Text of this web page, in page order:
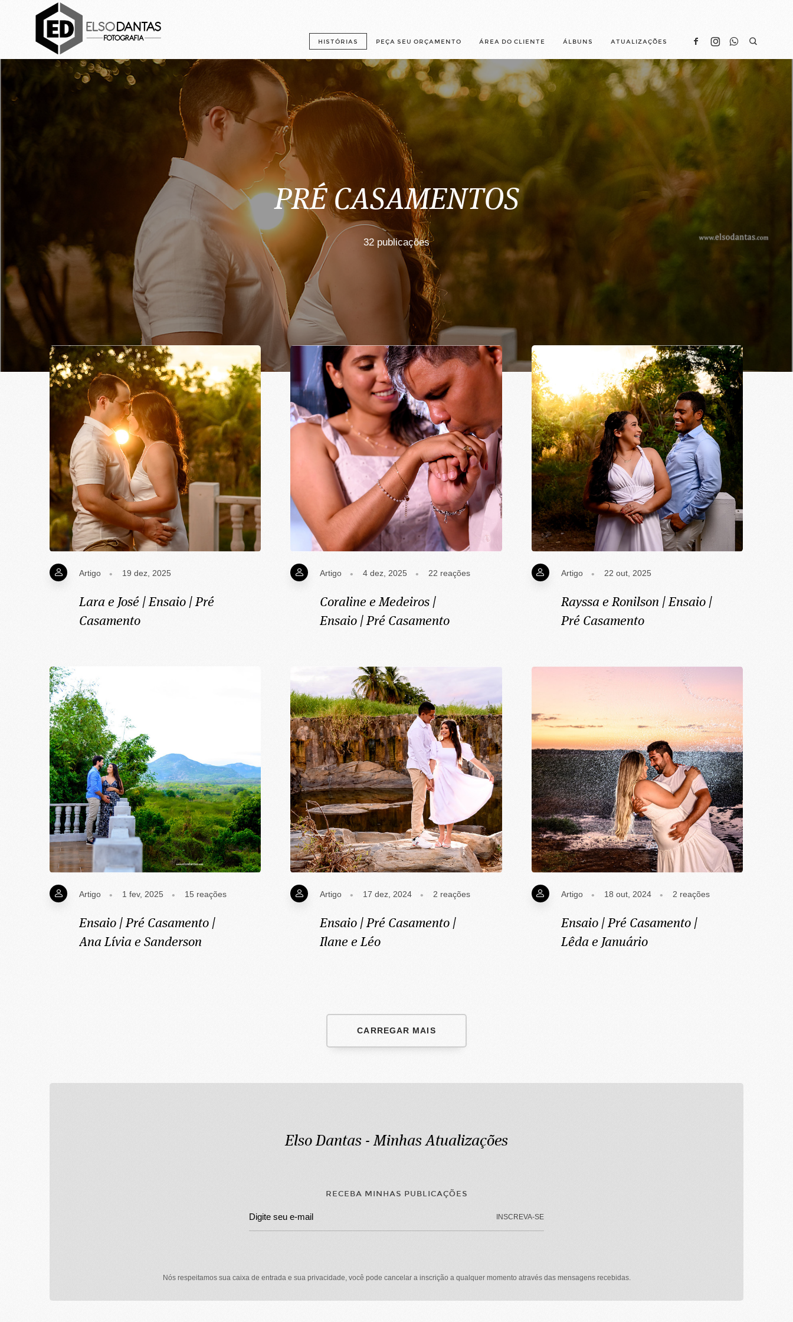
HISTÓRIAS PEÇA SEU ORÇAMENTO ÁREA DO CLIENTE ÁLBUNS ATUALIZAÇÕES
PRÉ CASAMENTOS
32 publicações
Artigo 19 dez, 2025
Lara e José | Ensaio | Pré
Casamento
Artigo 4 dez, 2025 22 reações
Coraline e Medeiros |
Ensaio | Pré Casamento
Artigo 22 out, 2025
Rayssa e Ronilson | Ensaio |
Pré Casamento
Artigo 1 fev, 2025 15 reações
Ensaio | Pré Casamento |
Ana Lívia e Sanderson
Artigo 17 dez, 2024 2 reações
Ensaio | Pré Casamento |
Ilane e Léo
Artigo 18 out, 2024 2 reações
Ensaio | Pré Casamento |
Lêda e Januário
CARREGAR MAIS
Elso Dantas - Minhas Atualizações
RECEBA MINHAS PUBLICAÇÕES
INSCREVA-SE
Nós respeitamos sua caixa de entrada e sua privacidade, você pode cancelar a inscrição a qualquer momento através das mensagens recebidas.